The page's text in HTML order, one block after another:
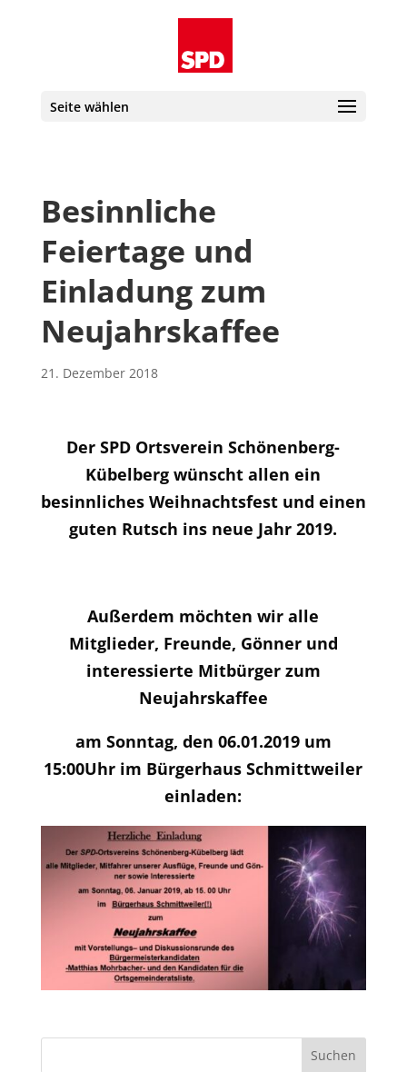
Seite wählen
Besinnliche
Feiertage und
Einladung zum
Neujahrskaffee
21. Dezember 2018
Der SPD Ortsverein Schönenberg-
Kübelberg wünscht allen ein
besinnliches Weihnachtsfest und einen
guten Rutsch ins neue Jahr 2019.
Außerdem möchten wir alle
Mitglieder, Freunde, Gönner und
interessierte Mitbürger zum
Neujahrskaffee
am Sonntag, den 06.01.2019 um
15:00Uhr im Bürgerhaus Schmittweiler
einladen: